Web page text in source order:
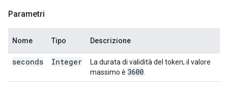
Parametri
Nome Tipo Descrizione
seconds Integer
La durata di validità del token; il valore
massimo è 3600